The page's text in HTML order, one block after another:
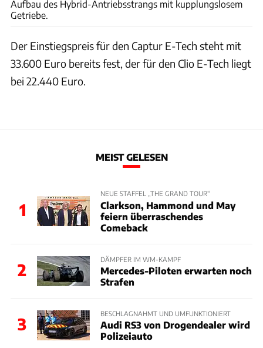
Aufbau des Hybrid-Antriebsstrangs mit kupplungslosem
Getriebe.
Der Einstiegspreis für den Captur E-Tech steht mit
33.600 Euro bereits fest, der für den Clio E-Tech liegt
bei 22.440 Euro.
MEIST GELESEN
1
NEUE STAFFEL „THE GRAND TOUR“
Clarkson, Hammond und May
feiern überraschendes
Comeback
2
DÄMPFER IM WM-KAMPF
Mercedes-Piloten erwarten noch
Strafen
3
BESCHLAGNAHMT UND UMFUNKTIONIERT
Audi RS3 von Drogendealer wird
Polizeiauto